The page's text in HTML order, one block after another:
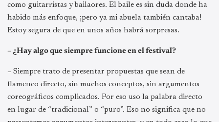
como guitarristas y bailaores. El baile es sin duda donde ha
habido más enfoque, ¡pero ya mi abuela también cantaba!
Estoy segura de que en unos años habrá sorpresas.
– ¿Hay algo que siempre funcione en el festival?
– Siempre trato de presentar propuestas que sean de
flamenco directo, sin muchos conceptos, sin argumentos
coreográficos complicados. Por eso uso la palabra directo
en lugar de “tradicional” o “puro”. Eso no significa que no